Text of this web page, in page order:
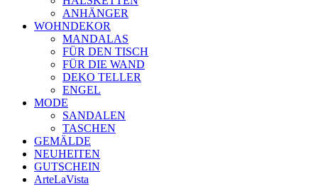
ANHÄNGER
WOHNDEKOR
MANDALAS
FÜR DEN TISCH
FÜR DIE WAND
DEKO TELLER
ENGEL
MODE
SANDALEN
TASCHEN
GEMÄLDE
NEUHEITEN
GUTSCHEIN
ArteLaVista